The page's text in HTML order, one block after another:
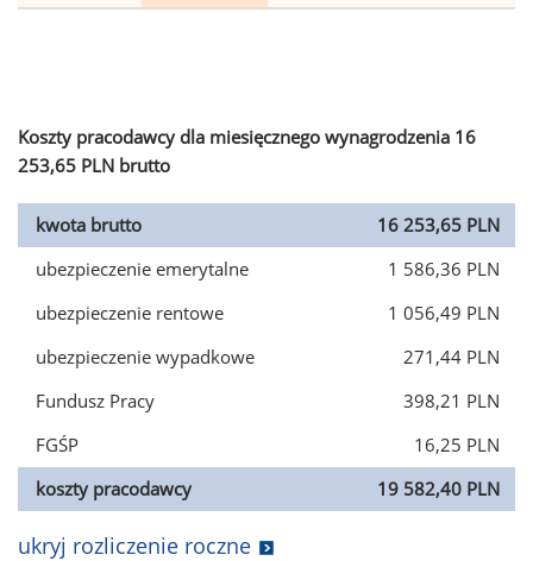
Koszty pracodawcy dla miesięcznego wynagrodzenia 16
253,65 PLN brutto
kwota brutto
16 253,65 PLN
ubezpieczenie emerytalne
1 586,36 PLN
ubezpieczenie rentowe
1 056,49 PLN
ubezpieczenie wypadkowe
271,44 PLN
Fundusz Pracy
398,21 PLN
FGŚP
16,25 PLN
koszty pracodawcy
19 582,40 PLN
ukryj rozliczenie roczne